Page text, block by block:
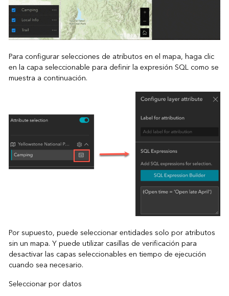
Para configurar selecciones de atributos en el mapa, haga clic
en la capa seleccionable para definir la expresión SQL como se
muestra a continuación.
Por supuesto, puede seleccionar entidades solo por atributos
sin un mapa. Y puede utilizar casillas de verificación para
desactivar las capas seleccionables en tiempo de ejecución
cuando sea necesario.
Seleccionar por datos